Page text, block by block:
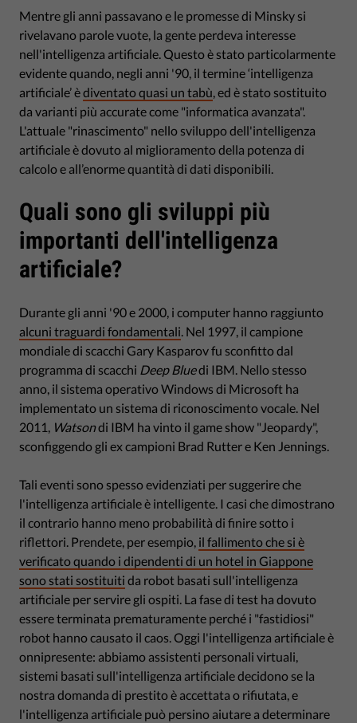
Mentre gli anni passavano e le promesse di Minsky si
rivelavano parole vuote, la gente perdeva interesse
nell'intelligenza artificiale. Questo è stato particolarmente
evidente quando, negli anni '90, il termine ‘intelligenza
artificiale’ èdiventato quasi un tabù , ed è stato sostituito
da varianti più accurate come "informatica avanzata".
L'attuale "rinascimento" nello sviluppo dell'intelligenza
artificiale è dovuto al miglioramento della potenza di
calcolo e all’enorme quantità di dati disponibili.
Quali sono gli sviluppi più
importanti dell'intelligenza
artificiale?
Durante gli anni '90 e 2000, i computer hanno raggiunto
alcuni traguardi fondamentali . Nel 1997, il campione
mondiale di scacchi Gary Kasparov fu sconfitto dal
programma di scacchi Deep Bluedi IBM. Nello stesso
anno, il sistema operativo Windows di Microsoft ha
implementato un sistema di riconoscimento vocale. Nel
2011,
Watsondi IBM ha vinto il game show "Jeopardy",
sconfiggendo gli ex campioni Brad Rutter e Ken Jennings.
Tali eventi sono spesso evidenziati per suggerire che
l'intelligenza artificiale è intelligente. I casi che dimostrano
il contrario hanno meno probabilità di finire sotto i
riflettori. Prendete, per esempio, il fallimento che si è
verificato quando i dipendenti di un hotel in Giappone
sono stati sostituiti da robot basati sull'intelligenza
artificiale per servire gli ospiti. La fase di test ha dovuto
essere terminata prematuramente perché i "fastidiosi"
robot hanno causato il caos. Oggi l'intelligenza artificiale è
onnipresente: abbiamo assistenti personali virtuali,
sistemi basati sull'intelligenza artificiale decidono se la
nostra domanda di prestito è accettata o rifiutata, e
l'intelligenza artificiale può persino aiutare a determinare